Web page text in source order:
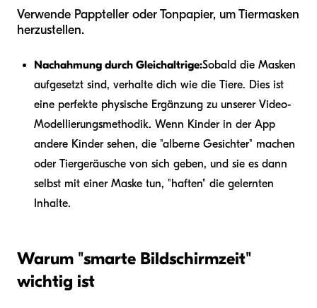
Verwende Pappteller oder Tonpapier, um Tiermasken
herzustellen.
Nachahmung durch Gleichaltrige:Sobald die Masken
aufgesetzt sind, verhalte dich wie die Tiere. Dies ist
eine perfekte physische Ergänzung zu unserer Video-
Modellierungsmethodik. Wenn Kinder in der App
andere Kinder sehen, die "alberne Gesichter" machen
oder Tiergeräusche von sich geben, und sie es dann
selbst mit einer Maske tun, "haften" die gelernten
Inhalte.
Warum "smarte Bildschirmzeit"
wichtig ist